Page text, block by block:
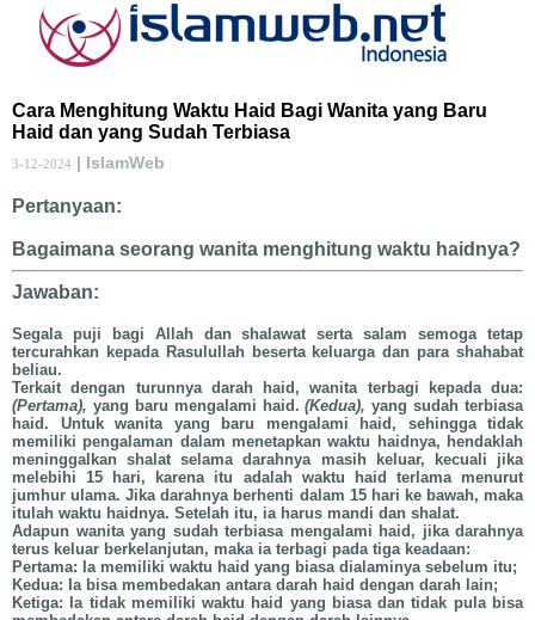
Cara Menghitung Waktu Haid Bagi Wanita yang Baru
Haid dan yang Sudah Terbiasa
3-12-2024 | IslamWeb
Pertanyaan:
Bagaimana seorang wanita menghitung waktu haidnya?
Jawaban:
Segala puji bagi Allah dan shalawat serta salam semoga tetap
tercurahkan kepada Rasulullah beserta keluarga dan para shahabat
beliau.
Terkait dengan turunnya darah haid, wanita terbagi kepada dua:
(Pertama), yang baru mengalami haid.(Kedua), yang sudah terbiasa
haid. Untuk wanita yang baru mengalami haid, sehingga tidak
memiliki pengalaman dalam menetapkan waktu haidnya, hendaklah
meninggalkan shalat selama darahnya masih keluar, kecuali jika
melebihi 15 hari, karena itu adalah waktu haid terlama menurut
jumhur ulama. Jika darahnya berhenti dalam 15 hari ke bawah, maka
itulah waktu haidnya. Setelah itu, ia harus mandi dan shalat.
Adapun wanita yang sudah terbiasa mengalami haid, jika darahnya
terus keluar berkelanjutan, maka ia terbagi pada tiga keadaan:
Pertama: Ia memiliki waktu haid yang biasa dialaminya sebelum itu;
Kedua: Ia bisa membedakan antara darah haid dengan darah lain;
Ketiga: Ia tidak memiliki waktu haid yang biasa dan tidak pula bisa